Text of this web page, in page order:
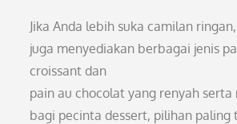
Jika Anda lebih suka camilan
juga menyediakan berbagai jenis
croissant dan
pain au chocolat yang renyah
bagi pecinta dessert, pilihan paling